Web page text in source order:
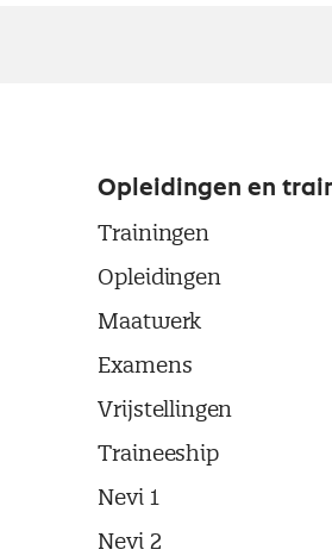
Opleidingen en
Trainingen
Opleidingen
Maatwerk
Examens
Vrijstellingen
Traineeship
Nevi 1
Nevi 2